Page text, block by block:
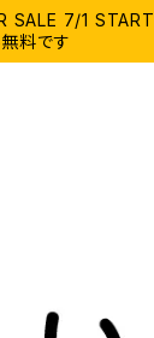
SALE 7/1 START
料です